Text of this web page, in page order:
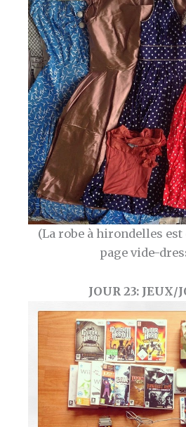
(La robe à hirondelles
page vide-
JOUR 23: JEUX/